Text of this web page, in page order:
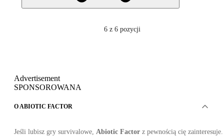
6 z 6 pozycji
Advertisement
SPONSOROWANA
O ABIOTIC FACTOR
Jeśli lubisz gry survivalowe, Abiotic Factor z pewnością cię zainteresuje.